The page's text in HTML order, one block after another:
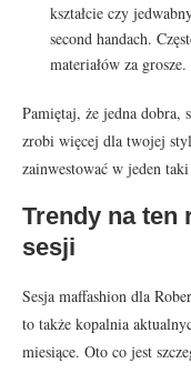
kształcie czy
second handach.
materiałów za grosze.
Pamiętaj, że jedna dobra,
zrobi więcej dla twojej
zainwestować w jeden
Trendy na ten
sesji
Sesja maffashion dla
to także kopalnia
miesiące. Oto co jest